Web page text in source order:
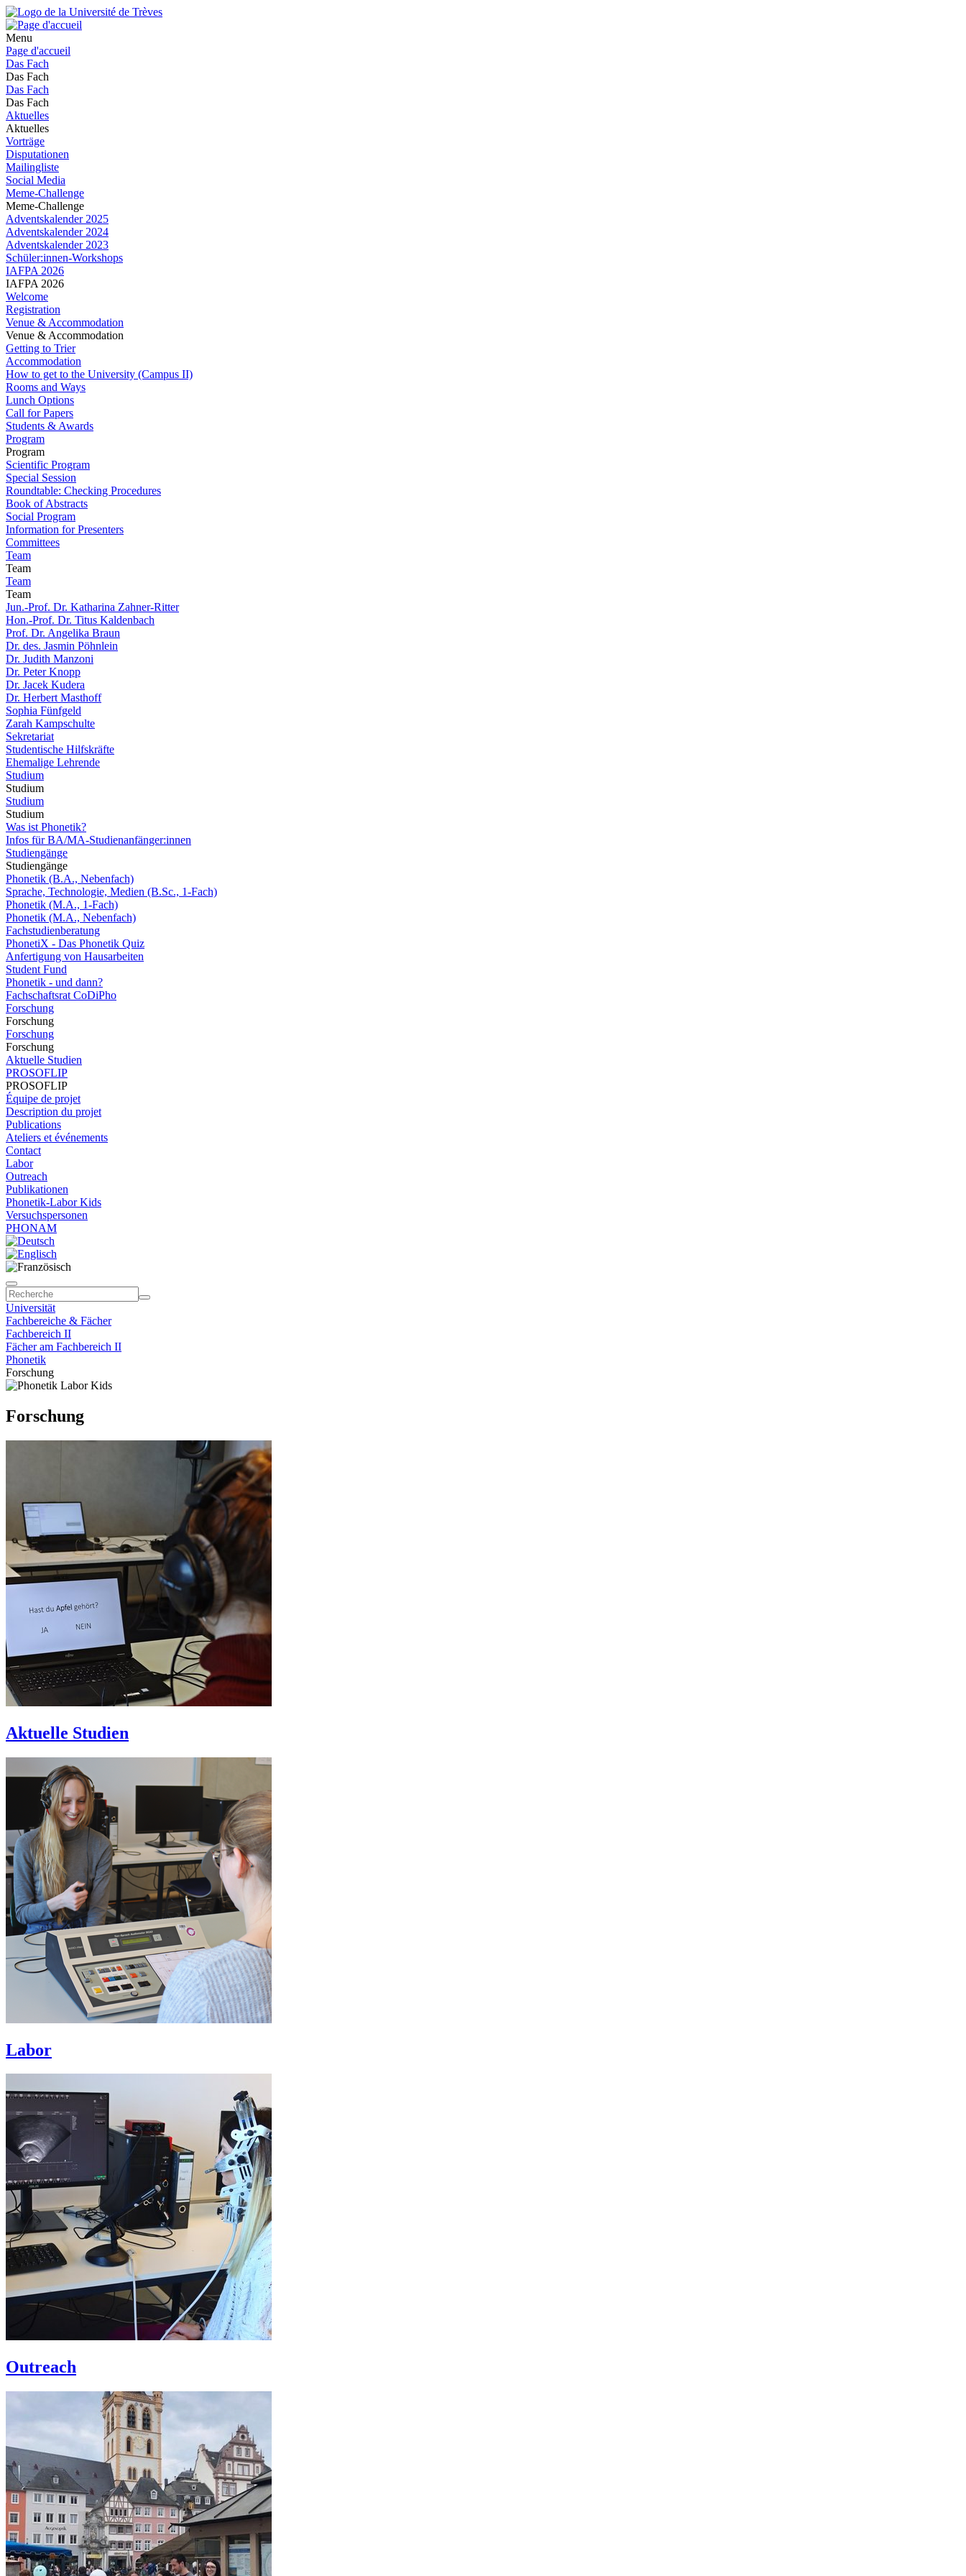
Menu
Page d'accueil
Das Fach
Das Fach
Das Fach
Das Fach
Aktuelles
Aktuelles
Vorträge
Disputationen
Mailingliste
Social Media
Meme-Challenge
Meme-Challenge
Adventskalender 2025
Adventskalender 2024
Adventskalender 2023
Schüler:innen-Workshops
IAFPA 2026
IAFPA 2026
Welcome
Registration
Venue & Accommodation
Venue & Accommodation
Getting to Trier
Accommodation
How to get to the University (Campus II)
Rooms and Ways
Lunch Options
Call for Papers
Students & Awards
Program
Program
Scientific Program
Special Session
Roundtable: Checking Procedures
Book of Abstracts
Social Program
Information for Presenters
Committees
Team
Team
Team
Team
Jun.-Prof. Dr. Katharina Zahner-Ritter
Hon.-Prof. Dr. Titus Kaldenbach
Prof. Dr. Angelika Braun
Dr. des. Jasmin Pöhnlein
Dr. Judith Manzoni
Dr. Peter Knopp
Dr. Jacek Kudera
Dr. Herbert Masthoff
Sophia Fünfgeld
Zarah Kampschulte
Sekretariat
Studentische Hilfskräfte
Ehemalige Lehrende
Studium
Studium
Studium
Studium
Was ist Phonetik?
Infos für BA/MA-Studienanfänger:innen
Studiengänge
Studiengänge
Phonetik (B.A., Nebenfach)
Sprache, Technologie, Medien (B.Sc., 1-Fach)
Phonetik (M.A., 1-Fach)
Phonetik (M.A., Nebenfach)
Fachstudienberatung
PhonetiX - Das Phonetik Quiz
Anfertigung von Hausarbeiten
Student Fund
Phonetik - und dann?
Fachschaftsrat CoDiPho
Forschung
Forschung
Forschung
Forschung
Aktuelle Studien
PROSOFLIP
PROSOFLIP
Équipe de projet
Description du projet
Publications
Ateliers et événements
Contact
Labor
Outreach
Publikationen
Phonetik-Labor Kids
Versuchspersonen
PHONAM
Universität
Fachbereiche & Fächer
Fachbereich II
Fächer am Fachbereich II
Phonetik
Forschung
Forschung
Aktuelle Studien
Labor
Outreach